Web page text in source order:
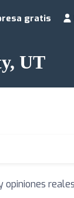
gratis
UT
opiniones